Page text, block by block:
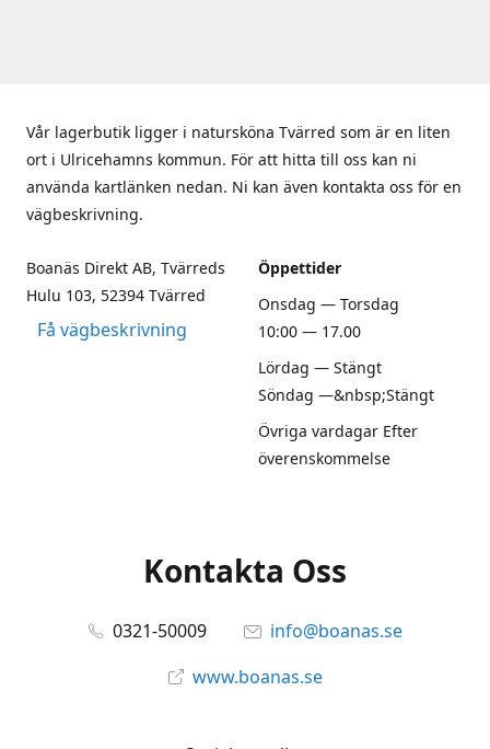
Vår lagerbutik ligger i natursköna Tvärred som är en liten
ort i Ulricehamns kommun. För att hitta till oss kan ni
använda kartlänken nedan. Ni kan även kontakta oss för en
vägbeskrivning.
Boanäs Direkt AB, Tvärreds
Hulu 103, 52394 Tvärred
Få vägbeskrivning
Öppettider
Onsdag — Torsdag
10:00 — 17.00
Lördag — Stängt
Söndag —&nbsp;Stängt
Övriga vardagar Efter
överenskommelse
Kontakta Oss
0321-50009
info@boanas.se
www.boanas.se